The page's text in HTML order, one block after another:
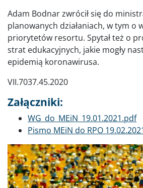
Adam Bodnar zwrócił się do
planowanych działaniach, w tym o
priorytetów resortu. Spytał też o
strat edukacyjnych, jakie mogły
epidemią koronawirusa.
VII.7037.45.2020
Załączniki:
Dokument
WG_do_MEiN_19.01.2021.pdf
Dokument
Pismo MEiN do RPO